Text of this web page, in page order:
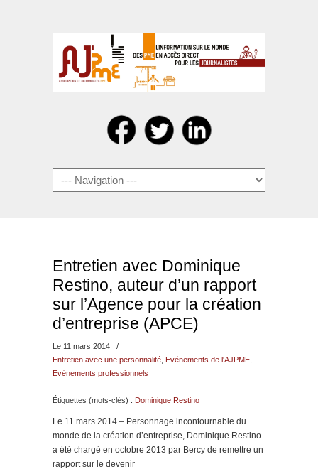
Navigation
Entretien avec Dominique
Restino, auteur d’un rapport
sur l’Agence pour la création
d’entreprise (APCE)
Le 11 mars 2014
/
Entretien avec une personnalité Evénements de l'AJPME
Evénements professionnels
Étiquettes (mots-clés) : Dominique Restino
Le 11 mars 2014 – Personnage incontournable du
monde de la création d’entreprise, Dominique Restino
a été chargé en octobre 2013 par Bercy de remettre un
rapport sur le devenir